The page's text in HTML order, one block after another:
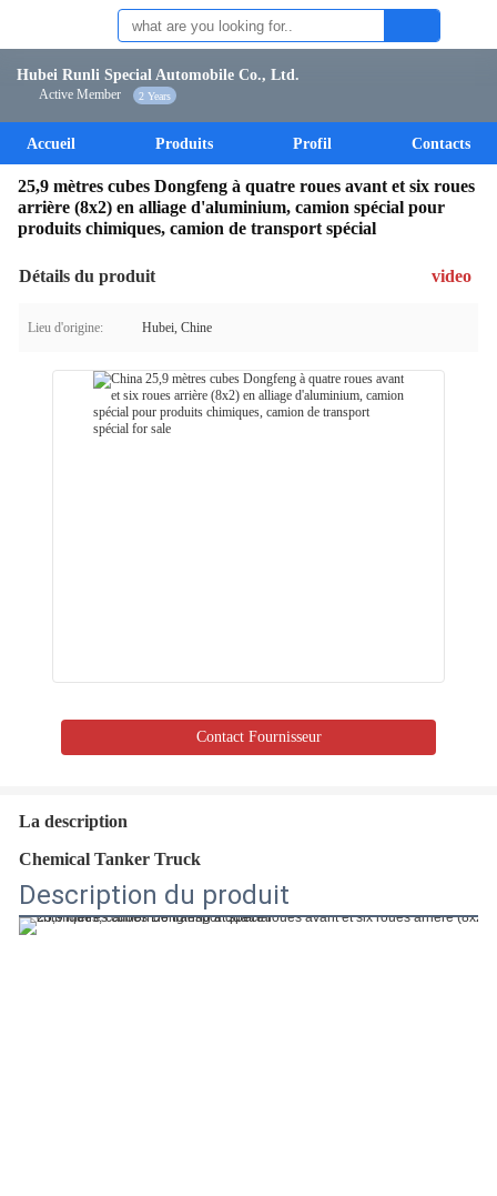
Hubei Runli Special Automobile Co., Ltd.
Active Member 2 Years
Accueil Produits Profil Contacts
25,9 mètres cubes Dongfeng à quatre roues avant et six roues
arrière (8x2) en alliage d'aluminium, camion spécial pour
produits chimiques, camion de transport spécial
Détails du produit video
Lieu d'origine: Hubei, Chine
Contact Fournisseur
La description
Chemical Tanker Truck
Description du produit